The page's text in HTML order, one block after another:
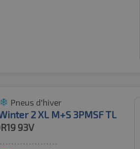
Pneus d'hiver
2 XL M+S 3PMSF TL
93V